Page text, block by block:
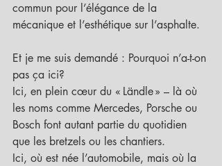
commun pour l’élégance de la
mécanique et l’esthétique sur l’asphalte.
Et je me suis demandé : Pourquoi n’a-t-on
pas ça ici?
Ici, en plein cœur du « Ländle » – là où
les noms comme Mercedes, Porsche ou
Bosch font autant partie du quotidien
que les bretzels ou les chantiers.
Ici, où est née l’automobile, mais où la